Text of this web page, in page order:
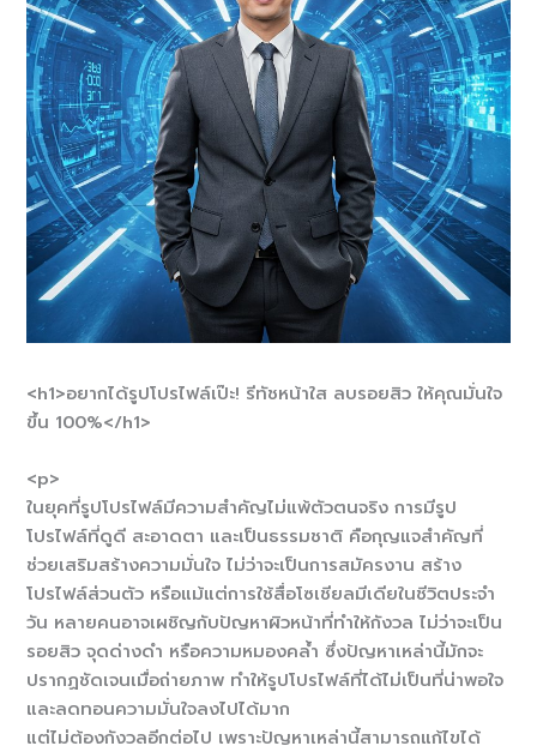
<h1>อยากได้รูปโปรไฟล์เป๊ะ! รีทัชหน้าใส ลบรอยสิว ให้คุณมั่นใจ
ขึ้น 100%</h1>
<p>
ในยุคที่รูปโปรไฟล์มีความสำคัญไม่แพ้ตัวตนจริง การมีรูป
โปรไฟล์ที่ดูดี สะอาดตา และเป็นธรรมชาติ คือกุญแจสำคัญที่
ช่วยเสริมสร้างความมั่นใจ ไม่ว่าจะเป็นการสมัครงาน สร้าง
โปรไฟล์ส่วนตัว หรือแม้แต่การใช้สื่อโซเชียลมีเดียในชีวิตประจำ
วัน หลายคนอาจเผชิญกับปัญหาผิวหน้าที่ทำให้กังวล ไม่ว่าจะเป็น
รอยสิว จุดด่างดำ หรือความหมองคล้ำ ซึ่งปัญหาเหล่านี้มักจะ
ปรากฏชัดเจนเมื่อถ่ายภาพ ทำให้รูปโปรไฟล์ที่ได้ไม่เป็นที่น่าพอใจ
และลดทอนความมั่นใจลงไปได้มาก
แต่ไม่ต้องกังวลอีกต่อไป เพราะปัญหาเหล่านี้สามารถแก้ไขได้